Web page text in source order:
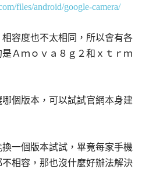
files/android/google-camera/
容度也不太相同，所以會有各
Ａｍｏｖａ８ｇ２和ｘｔｒｍ
個版本，可以試試官網本身建
一個版本試試，畢竟每家手機
相容，那也沒什麼好辦法解決